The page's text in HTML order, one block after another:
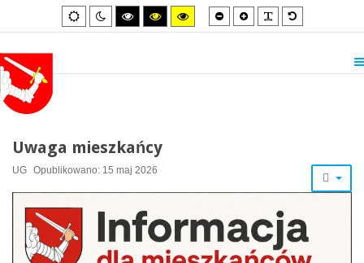
Default
mode
Night
mode
High
contrast
High
contrast
High
contrast
Smaller
font
Larger
font
Default
font
Uwaga mieszkańcy
UG Opublikowano: 15 maj 2026